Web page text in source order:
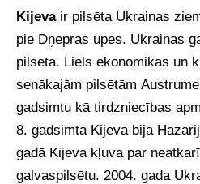
Kijevair pilsēta Ukrainas
pie Dņepras upes. Ukrainas
pilsēta. Liels ekonomikas un
senākajām pilsētām
gadsimtu kā tirdzniecības
8. gadsimtā Kijeva bija
gadā Kijeva kļuva par
galvaspilsētu. 2004. gada